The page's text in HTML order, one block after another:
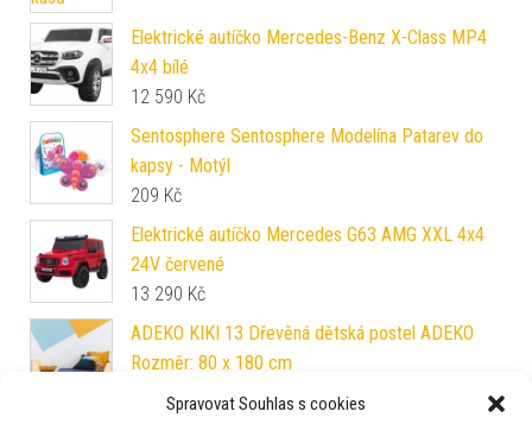
Spravovat Souhlas s cookies
Elektrické autíčko Mercedes-Benz X-Class MP4
4x4 bílé
12 590 Kč
Sentosphere Sentosphere Modelína Patarev do
kapsy - Motýl
209 Kč
Elektrické autíčko Mercedes G63 AMG XXL 4x4
24V červené
13 290 Kč
ADEKO KIKI 13 Dřevěná dětská postel ADEKO
Rozměr: 80 x 180 cm
6 690